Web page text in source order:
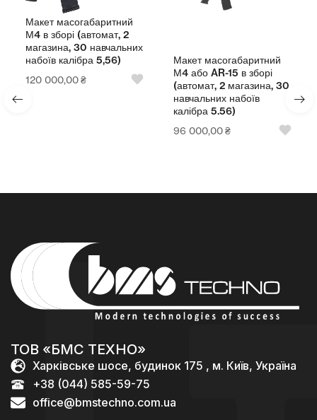
Макет масогабаритний
М4 в зборі (автомат, 2
магазина, 30 навчальних
набоїв калібра 5,56)
120 000,00₴
Макет масогабаритний
М4 або AR-15 в зборі
(автомат, 2 магазина, 30
навчальних набоїв
калібра 5.56)
96 000,00₴
ТОВ «БМС ТЕХНО»
Харківське шосе, будинок 175 , м. Київ, Україна
+38 (044) 585-59-75
office@bmstechno.com.ua